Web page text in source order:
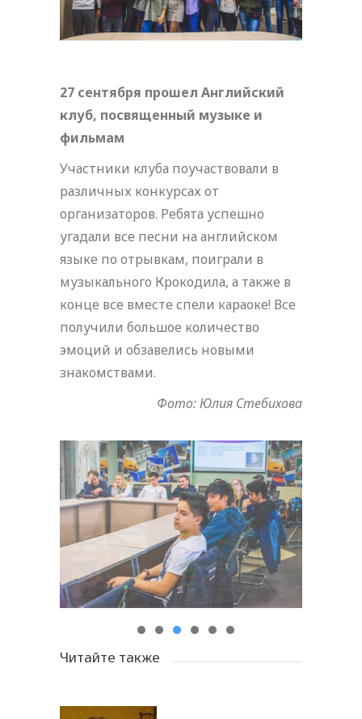
27 сентября прошел Английский
клуб, посвященный музыке и
фильмам
Участники клуба поучаствовали в
различных конкурсах от
организаторов. Ребята успешно
угадали все песни на английском
языке по отрывкам, поиграли в
музыкального Крокодила, а также в
конце все вместе спели караоке! Все
получили большое количество
эмоций и обзавелись новыми
знакомствами.
Фото: Юлия Стебихова
Читайте также